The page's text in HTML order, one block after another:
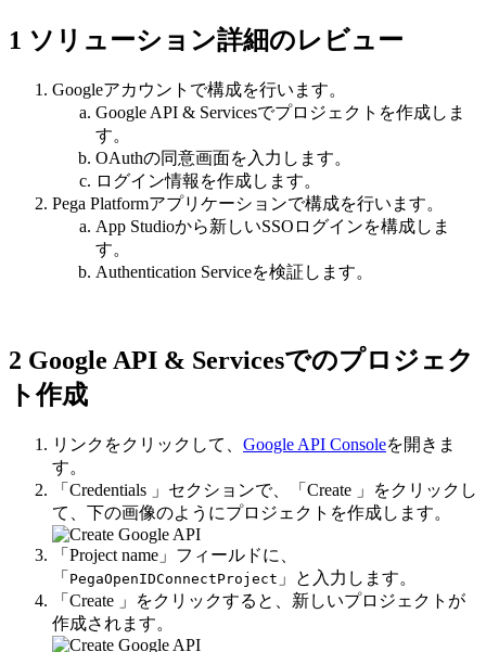
1 ソリューション詳細のレビュー
Googleアカウントで構成を行います。
Google API & Servicesでプロジェクトを作成しま
す。
OAuthの同意画面を入力します。
ログイン情報を作成します。
Pega Platformアプリケーションで構成を行います。
App Studioから新しいSSOログインを構成しま
す。
Authentication Serviceを検証します。
2 Google API & Servicesでのプロジェク
ト作成
リンクをクリックして、 Google API Consoleを開きま
す。
「 Credentials 」セクションで、「 Create 」をクリックし
て、下の画像のようにプロジェクトを作成します。
「 Project name 」フィールドに、
「 PegaOpenIDConnectProject 」と入力します。
「 Create 」をクリックすると、新しいプロジェクトが
作成されます。